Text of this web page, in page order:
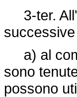
3-ter.
a) al
sono
possono